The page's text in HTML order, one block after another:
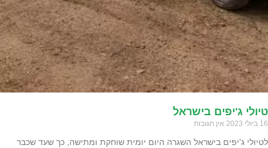
טיולי ג'יפים בישראל
16 ביולי 2023 אין תגובות
לטיולי ג'יפים בישראל השגרה היום יומית שוחקת ומתישה, כך שעד שכבר